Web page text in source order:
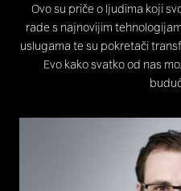
Ovo su priče o ljudima koji
rade s najnovijim
uslugama te su pokretači
Evo kako svatko od nas